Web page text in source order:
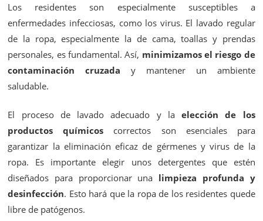
Los residentes son especialmente susceptibles a
enfermedades infecciosas, como los virus. El lavado regular
de la ropa, especialmente la de cama, toallas y prendas
personales, es fundamental. Así, minimizamos el riesgo de
contaminación cruzada y mantener un ambiente
saludable.
El proceso de lavado adecuado y laelección de los
productos químicos correctos son esenciales para
garantizar la eliminación eficaz de gérmenes y virus de la
ropa. Es importante elegir unos detergentes que estén
diseñados para proporcionar una limpieza profunda y
desinfección. Esto hará que la ropa de los residentes quede
libre de patógenos.